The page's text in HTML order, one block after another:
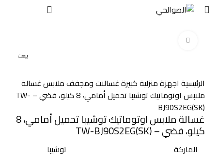
بيعت
الرئيسية اجهزة منزلية كبيرةغسالات ومجفف ملابسغسالة
ملابس اوتوماتيك توشيبا تحميل أمامي، 8 كيلو، فضي – TW-
BJ90S2EG(SK)
غسالة ملابس اوتوماتيك توشيبا تحميل أمامي، 8
كيلو، فضي – TW-BJ90S2EG(SK)
الماركة توشيبا